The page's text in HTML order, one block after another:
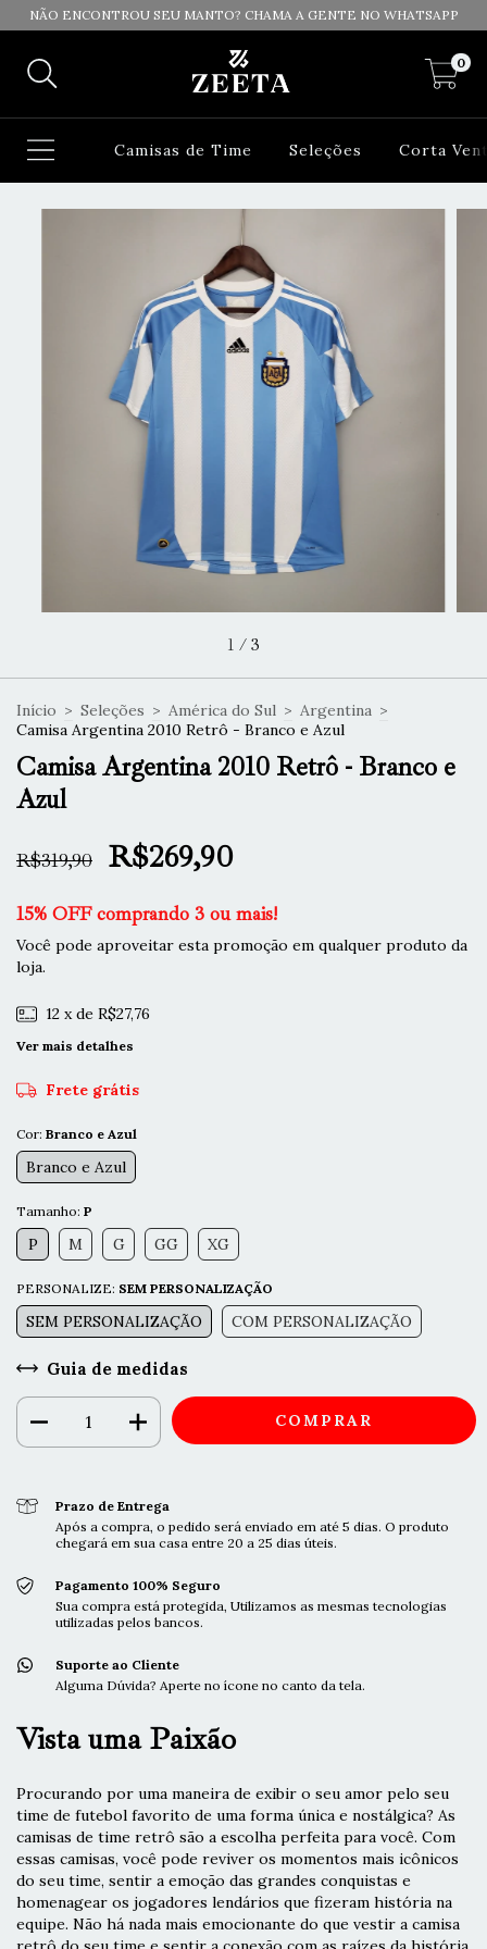
NÃO ENCONTROU SEU MANTO? CHAMA A GENTE NO WHATSAPP
0
Camisas de Time Seleções Corta
1 / 3
Início > Seleções > América do Sul > Argentina >
Camisa Argentina 2010 Retrô - Branco e Azul
Camisa Argentina 2010 Retrô - Branco e
Azul
R$319,90 R$269,90
15% OFF comprando 3 ou mais!
Você pode aproveitar esta promoção em qualquer produto da
loja.
12 x de R$27,76
Ver mais detalhes
Frete grátis
Cor: Branco e Azul
Branco e Azul
Tamanho: P
P M G GG XG
PERSONALIZE: SEM PERSONALIZAÇÃO
SEM PERSONALIZAÇÃO COM PERSONALIZAÇÃO
Guia de medidas
Prazo de Entrega
Após a compra, o pedido será enviado em até 5 dias. O produto
chegará em sua casa entre 20 a 25 dias úteis.
Pagamento 100% Seguro
Sua compra está protegida, Utilizamos as mesmas tecnologias
utilizadas pelos bancos.
Suporte ao Cliente
Alguma Dúvida? Aperte no ícone no canto da tela.
Vista uma Paixão
Procurando por uma maneira de exibir o seu amor pelo seu
time de futebol favorito de uma forma única e nostálgica? As
camisas de time retrô são a escolha perfeita para você. Com
essas camisas, você pode reviver os momentos mais icônicos
do seu time, sentir a emoção das grandes conquistas e
homenagear os jogadores lendários que fizeram história na
equipe. Não há nada mais emocionante do que vestir a camisa